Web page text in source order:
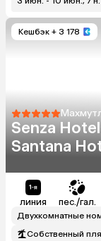
Кешбэк + 3 178
Senza
Santana
линия пес./гал.
Двухкомнатные
Собственный